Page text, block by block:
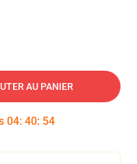
AU PANIER
04: 40: 53